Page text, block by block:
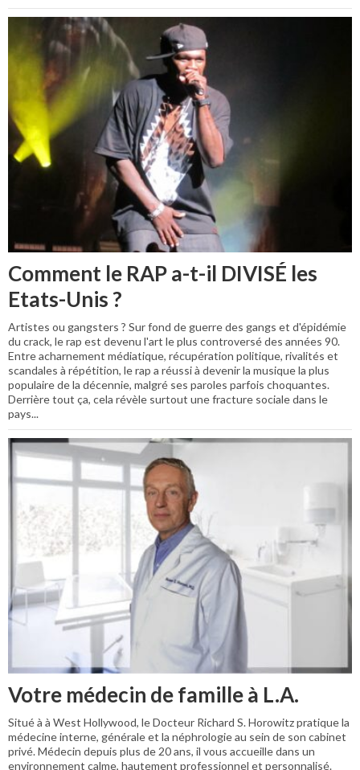
Comment le RAP a-t-il DIVISÉ les
Etats-Unis ?
Artistes ou gangsters ? Sur fond de guerre des gangs et d'épidémie
du crack, le rap est devenu l'art le plus controversé des années 90.
Entre acharnement médiatique, récupération politique, rivalités et
scandales à répétition, le rap a réussi à devenir la musique la plus
populaire de la décennie, malgré ses paroles parfois choquantes.
Derrière tout ça, cela révèle surtout une fracture sociale dans le
pays...
Votre médecin de famille à L.A.
Situé à à West Hollywood, le Docteur Richard S. Horowitz pratique la
médecine interne, générale et la néphrologie au sein de son cabinet
privé. Médecin depuis plus de 20 ans, il vous accueille dans un
environnement calme, hautement professionnel et personnalisé.